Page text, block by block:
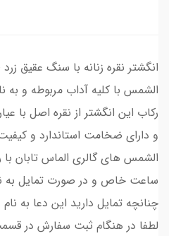
انگشتر نقره زنانه با سنگ عقیق
و دارای ضخامت استاندارد و
الشمس های گالری الماس تابان با
ساعت خاص و در صورت تمایل
چنانچه تمایل دارید این دعا به
لطفا در هنگام ثبت سفارش در